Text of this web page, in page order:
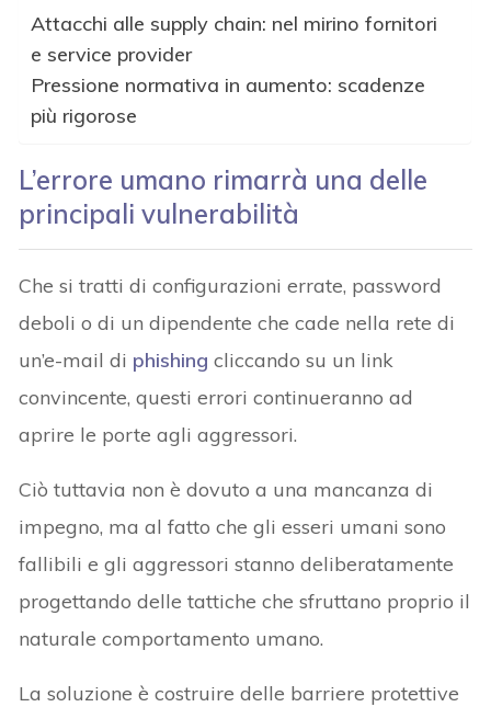
Attacchi alle supply chain: nel mirino fornitori
e service provider
Pressione normativa in aumento: scadenze
più rigorose
L’errore umano rimarrà una delle
principali vulnerabilità
Che si tratti di configurazioni errate, password
deboli o di un dipendente che cade nella rete di
un’e-mail di phishing cliccando su un link
convincente, questi errori continueranno ad
aprire le porte agli aggressori.
Ciò tuttavia non è dovuto a una mancanza di
impegno, ma al fatto che gli esseri umani sono
fallibili e gli aggressori stanno deliberatamente
progettando delle tattiche che sfruttano proprio il
naturale comportamento umano.
La soluzione è costruire delle barriere protettive